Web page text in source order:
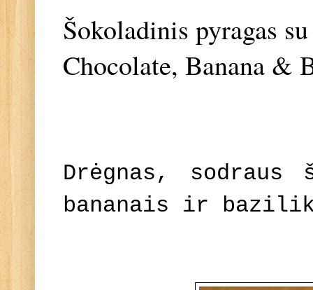
Šokoladinis pyragas
Chocolate, Banana &
Drėgnas, sodraus
bananais ir